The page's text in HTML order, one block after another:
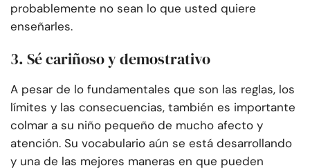
probablemente no sean lo que usted quiere
enseñarles.
3. Sé cariñoso y demostrativo
A pesar de lo fundamentales que son las reglas, los
límites y las consecuencias, también es importante
colmar a su niño pequeño de mucho afecto y
atención. Su vocabulario aún se está desarrollando
y una de las mejores maneras en que pueden